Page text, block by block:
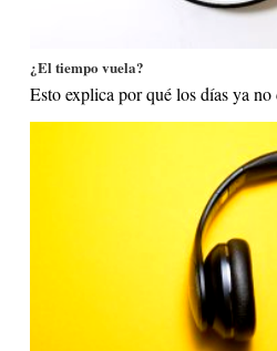
¿El tiempo vuela?
Esto explica por qué los días ya